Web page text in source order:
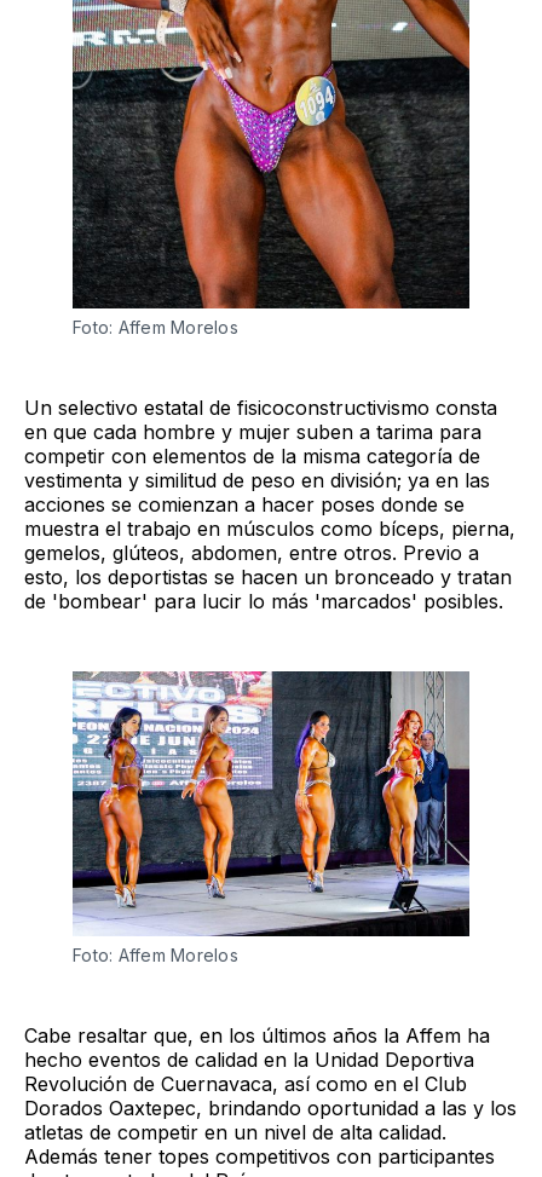
Foto: Affem Morelos
Un selectivo estatal de fisicoconstructivismo consta
en que cada hombre y mujer suben a tarima para
competir con elementos de la misma categoría de
vestimenta y similitud de peso en división; ya en las
acciones se comienzan a hacer poses donde se
muestra el trabajo en músculos como bíceps, pierna,
gemelos, glúteos, abdomen, entre otros. Previo a
esto, los deportistas se hacen un bronceado y tratan
de 'bombear' para lucir lo más 'marcados' posibles.
Foto: Affem Morelos
Cabe resaltar que, en los últimos años la Affem ha
hecho eventos de calidad en la Unidad Deportiva
Revolución de Cuernavaca, así como en el Club
Dorados Oaxtepec, brindando oportunidad a las y los
atletas de competir en un nivel de alta calidad.
Además tener topes competitivos con participantes